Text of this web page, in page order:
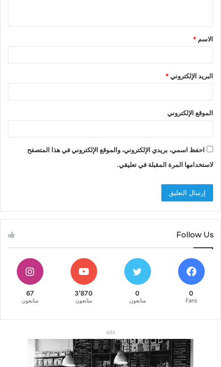
الاسم *
البريد الإلكتروني*
الموقع الإلكتروني
احفظ اسمي، بريدي الإلكتروني، والموقع الإلكتروني في هذا المتصفح
لاستخدامها المرة المقبلة في تعليقي.
Follow Us
0
Fans
0
متابعون
3٬870
متابعون
67
متابعون
ads